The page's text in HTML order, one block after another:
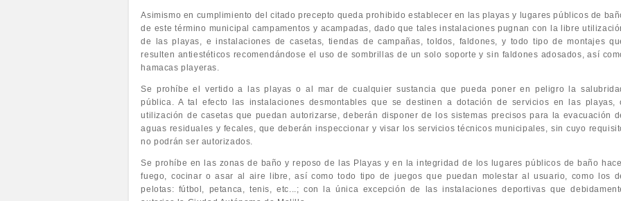
Asimismo en cumplimiento del citado precepto queda prohibido establecer en las playas y lugares públicos de
de este término municipal campamentos y acampadas, dado que tales instalaciones pugnan con la libre
de las playas, e instalaciones de casetas, tiendas de campañas, toldos, faldones, y todo tipo de montajes
resulten antiestéticos recomendándose el uso de sombrillas de un solo soporte y sin faldones adosados, así
hamacas playeras.
Se prohíbe el vertido a las playas o al mar de cualquier sustancia que pueda poner en peligro la
pública. A tal efecto las instalaciones desmontables que se destinen a dotación de servicios en las playas,
utilización de casetas que puedan autorizarse, deberán disponer de los sistemas precisos para la evacuación
aguas residuales y fecales, que deberán inspeccionar y visar los servicios técnicos municipales, sin cuyo
no podrán ser autorizados.
Se prohíbe en las zonas de baño y reposo de las Playas y en la integridad de los lugares públicos de baño
fuego, cocinar o asar al aire libre, así como todo tipo de juegos que puedan molestar al usuario, como los
pelotas: fútbol, petanca, tenis, etc...; con la única excepción de las instalaciones deportivas que